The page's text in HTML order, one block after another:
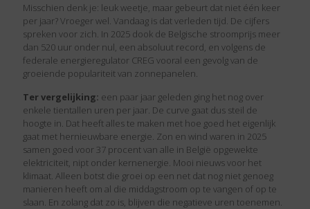
Misschien denk je: leuk weetje, maar gebeurt dat niet één keer
per jaar? Vroeger wel. Vandaag is dat verleden tijd. De cijfers
spreken voor zich. In 2025 dook de Belgische stroomprijs meer
dan 520 uur onder nul, een absoluut record, en volgens de
federale energieregulator CREG vooral een gevolg van de
groeiende populariteit van zonnepanelen
Ter vergelijking: een paar jaar geleden ging het nog over
enkele tientallen uren per jaar. De curve gaat dus steil de
hoogte in. Dat heeft alles te maken met hoe goed het eigenlijk
gaat met hernieuwbare energie. Zon en wind waren in 2025
samen goed voor 37 procent van alle in België opgewekte
elektriciteit, nipt onder kernenergie. Mooi nieuws voor het
klimaat. Alleen botst die groei op een net dat nog niet genoeg
manieren heeft om al die middagstroom op te vangen of op te
slaan. En zolang dat zo is, blijven die negatieve uren toenemen.